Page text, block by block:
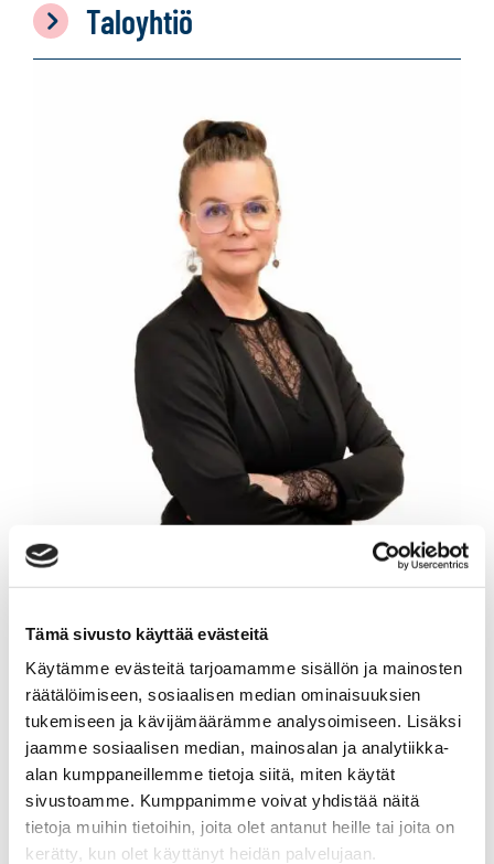
Tämä sivusto käyttää evästeitä
Käytämme evästeitä tarjoamamme sisällön ja mainosten
räätälöimiseen, sosiaalisen median ominaisuuksien
tukemiseen ja kävijämäärämme analysoimiseen. Lisäksi
jaamme sosiaalisen median, mainosalan ja analytiikka-
alan kumppaneillemme tietoja siitä, miten käytät
sivustoamme. Kumppanimme voivat yhdistää näitä
tietoja muihin tietoihin, joita olet antanut heille tai joita on
kerätty, kun olet käyttänyt heidän palvelujaan.
Taloyhtiö
JOHANNA TULLA
Kiinteistönvälittäjä LKV, IAT
Sp-Koti Jyväskylä | Teema-asunnot Oy , 2917004-6
+358 40 537 2730